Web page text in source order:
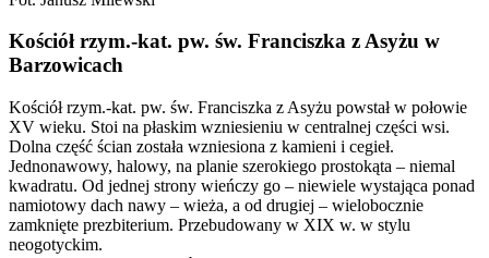
Kościół rzym.-kat. pw. św. Franciszka z Asyżu w
Barzowicach
Kościół rzym.-kat. pw. św. Franciszka z Asyżu powstał w połowie
XV wieku. Stoi na płaskim wzniesieniu w centralnej części wsi.
Dolna część ścian została wzniesiona z kamieni i cegieł.
Jednonawowy, halowy, na planie szerokiego prostokąta – niemal
kwadratu. Od jednej strony wieńczy go – niewiele wystająca ponad
namiotowy dach nawy – wieża, a od drugiej – wielobocznie
zamknięte prezbiterium. Przebudowany w XIX w. w stylu
neogotyckim.